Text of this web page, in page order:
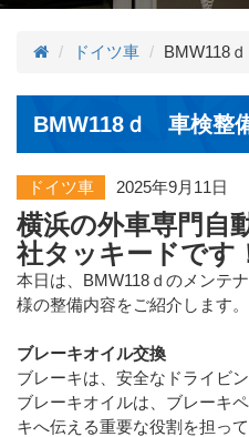
ドイツ車 BMW118
BMW118ｄ 車検整
ドイツ車 2025年9月11日
横浜の外車専門自
社タッキードです
本日は、BMW118ｄのメンテ
様の整備内容をご紹介します。
ブレーキオイル交換
ブレーキは、安全なドライビ
ブレーキオイルは、ブレーキ
キへ伝える重要な役割を担って